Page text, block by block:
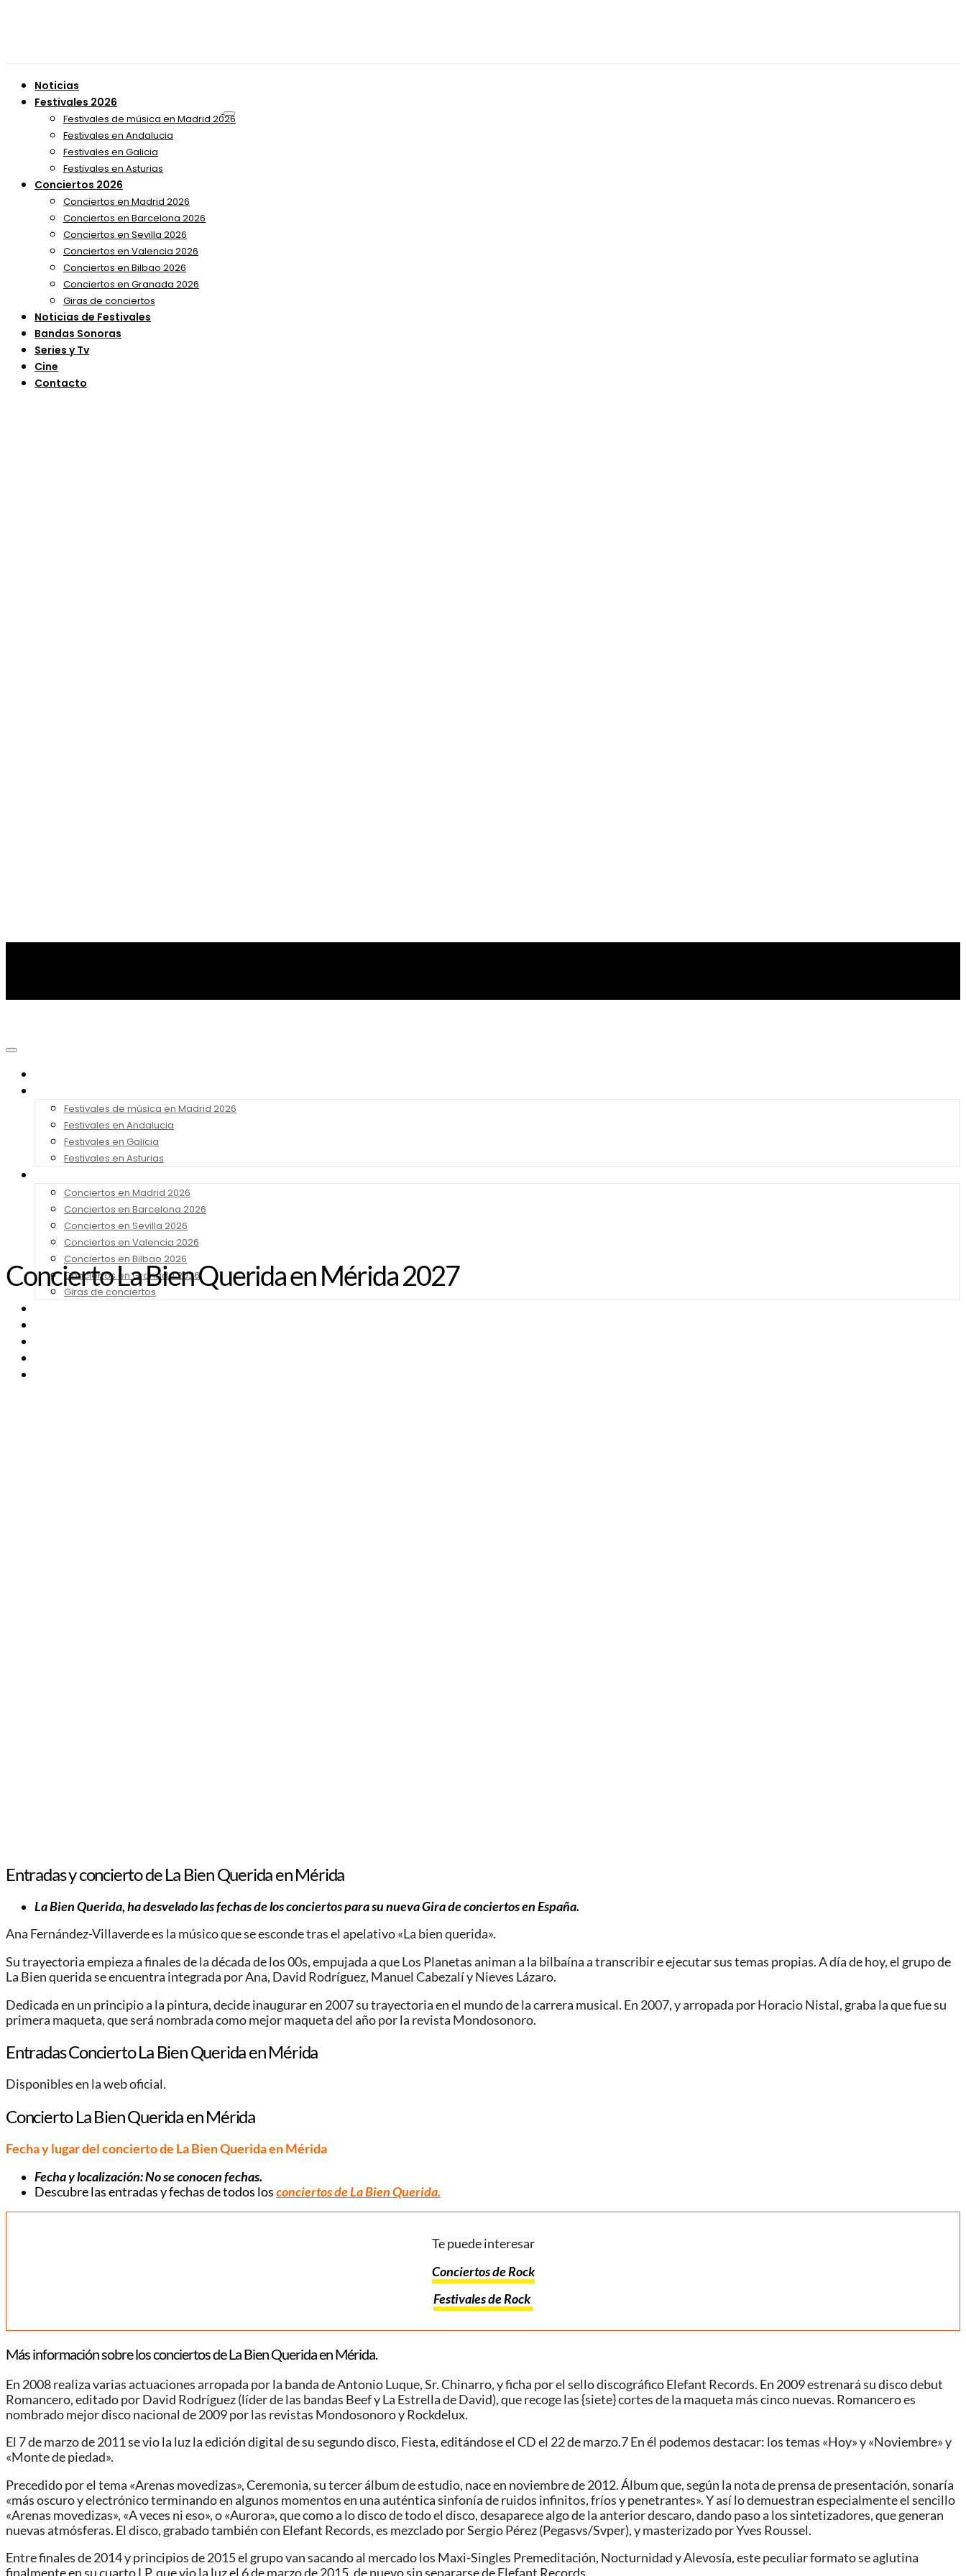
Noticias
Festivales 2026
Festivales de música en Madrid 2026
Festivales en Andalucia
Festivales en Galicia
Festivales en Asturias
Conciertos 2026
Conciertos en Madrid 2026
Conciertos en Barcelona 2026
Conciertos en Sevilla 2026
Conciertos en Valencia 2026
Conciertos en Bilbao 2026
Conciertos en Granada 2026
Giras de conciertos
Noticias de Festivales
Bandas Sonoras
Series y Tv
Cine
Contacto
Festivales de música en Madrid 2026
Festivales en Andalucia
Festivales en Galicia
Festivales en Asturias
Conciertos en Madrid 2026
Conciertos en Barcelona 2026
Conciertos en Sevilla 2026
Conciertos en Valencia 2026
Conciertos en Bilbao 2026
Conciertos en Granada 2026
Giras de conciertos
Concierto La Bien Querida en Mérida 2027
Entradas y concierto de La Bien Querida en Mérida
La Bien Querida, ha desvelado las fechas de los conciertos para su nueva Gira de conciertos en España.
Ana Fernández-Villaverde es la músico que se esconde tras el apelativo «La bien querida».
Su trayectoria empieza a finales de la década de los 00s, empujada a que Los Planetas animan a la bilbaína a transcribir e ejecutar sus temas propias. A día de hoy, el grupo de
La Bien querida se encuentra integrada por Ana, David Rodríguez, Manuel Cabezalí y Nieves Lázaro.
Dedicada en un principio a la pintura, decide inaugurar en 2007 su trayectoria en el mundo de la carrera musical. En 2007, y arropada por Horacio Nistal, graba la que fue su
primera maqueta, que será nombrada como mejor maqueta del año por la revista Mondosonoro.
Entradas Concierto La Bien Querida en Mérida
Disponibles en la web oficial.
Concierto La Bien Querida en Mérida
Fecha y lugar del concierto de La Bien Querida en Mérida
Fecha y localización: No se conocen fechas.
Descubre las entradas y fechas de todos losconciertos de La Bien Querida.
Te puede interesar
Conciertos de Rock
Festivales de Rock
Más información sobre los conciertos de La Bien Querida en Mérida.
En 2008 realiza varias actuaciones arropada por la banda de Antonio Luque, Sr. Chinarro, y ficha por el sello discográfico Elefant Records. En 2009 estrenará su disco debut
Romancero, editado por David Rodríguez (líder de las bandas Beef y La Estrella de David), que recoge las {siete} cortes de la maqueta más cinco nuevas. Romancero es
nombrado mejor disco nacional de 2009 por las revistas Mondosonoro​ y Rockdelux.
El 7 de marzo de 2011 se vio la luz la edición digital de su segundo disco, Fiesta, editándose el CD el 22 de marzo.7​ En él podemos destacar: los temas «Hoy» y «Noviembre» y
«Monte de piedad».
Precedido por el tema «Arenas movedizas», Ceremonia, su tercer álbum de estudio, nace en noviembre de 2012. Álbum que, según la nota de prensa de presentación, sonaría
«más oscuro y electrónico terminando en algunos momentos en una auténtica sinfonía de ruidos infinitos, fríos y penetrantes». Y así lo demuestran especialmente el sencillo
«Arenas movedizas», «A veces ni eso», o «Aurora», que como a lo disco de todo el disco, desaparece algo de la anterior descaro, dando paso a los sintetizadores, que generan
nuevas atmósferas. El disco, grabado también con Elefant Records, es mezclado por Sergio Pérez (Pegasvs/Svper), y masterizado por Yves Roussel.
Entre finales de 2014 y principios de 2015 el grupo van sacando al mercado los Maxi-Singles Premeditación, Nocturnidad y Alevosía, este peculiar formato se aglutina